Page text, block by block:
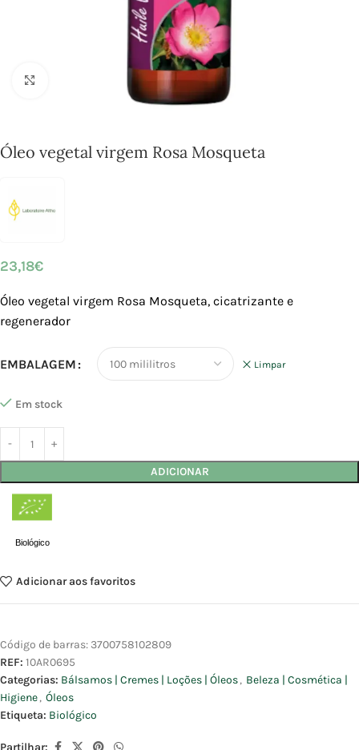
Óleo vegetal virgem Rosa Mosqueta
23,18€
Óleo vegetal virgem Rosa Mosqueta, cicatrizante e
regenerador
EMBALAGEM Limpar
Em stock
ADICIONAR
Biológico
Adicionar aos favoritos
Código de barras: 3700758102809
REF: 10AR0695
Categorias: Bálsamos | Cremes | Loções | Óleos, Beleza | Cosmética |
Higiene, Óleos
Etiqueta: Biológico